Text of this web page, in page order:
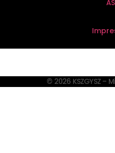
© 2026 KSZGYSZ –